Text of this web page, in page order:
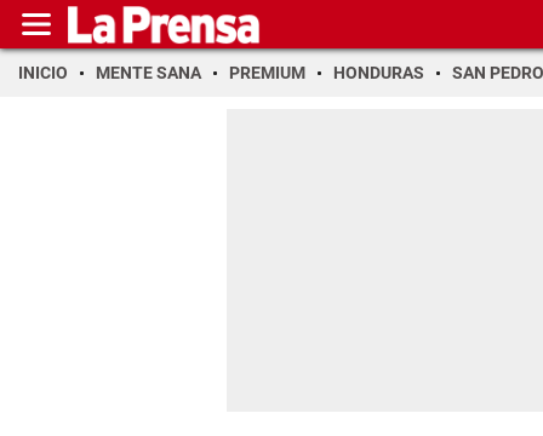
INICIO MENTE SANA PREMIUM HONDURAS SAN PEDRO